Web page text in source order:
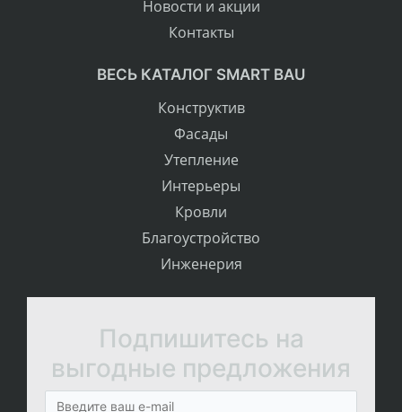
Новости и акции
Контакты
ВЕСЬ КАТАЛОГ SMART BAU
Конструктив
Фасады
Утепление
Интерьеры
Кровли
Благоустройство
Инженерия
Подпишитесь на
выгодные предложения